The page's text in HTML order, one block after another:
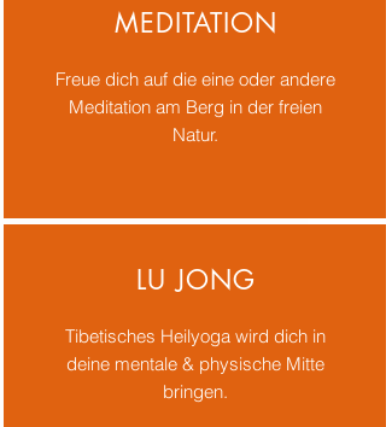
MEDITATION
Freue dich auf die eine oder andere
Meditation am Berg in der freien
Natur.
LU JONG
Tibetisches Heilyoga wird dich in
deine mentale & physische Mitte
bringen.